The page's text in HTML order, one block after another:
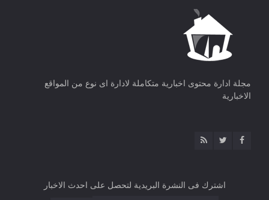
مجلة ادارة محتوى اخبارية متكاملة لادارة اى نوع من المواقع
الاخبارية
اشترك فى النشرة البريدية لتحصل على احدث الاخبار